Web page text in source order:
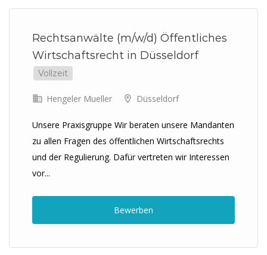
Rechtsanwälte (m/w/d) Öffentliches
Wirtschaftsrecht in Düsseldorf
Vollzeit
Hengeler Mueller Düsseldorf
Unsere Praxisgruppe Wir beraten unsere Mandanten
zu allen Fragen des öffentlichen Wirtschaftsrechts
und der Regulierung. Dafür vertreten wir Interessen
vor...
Bewerben